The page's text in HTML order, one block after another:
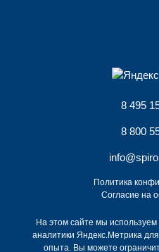
8 495
8 800
Политика
Согласие на
На этом сайте мы
аналитики Яндекс.Метрика
опыта. Вы можете